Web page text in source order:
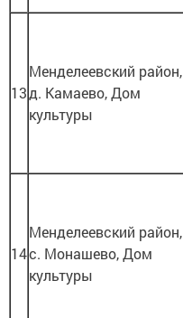
13
Менделеевский район,
д. Камаево, Дом
культуры
14
Менделеевский район,
с. Монашево, Дом
культуры